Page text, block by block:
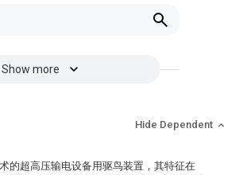
Show more
Hide Dependent
的超高压输电设备用驱鸟装置，其特征在